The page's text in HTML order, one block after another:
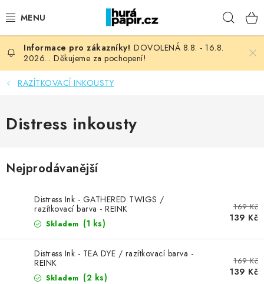
na
NOVINKY
HURÁ DÍLNA
KURZY NATY LYSAK
OBLÍBENÉ ♥️
MOJE OBJEDNÁVKA
DOVOLENÁ 8.8. - 16.8.
2026... Děkujeme za pochopení!
RAZÍTKOVACÍ INKOUSTY
Distress inkousty
Nejprodávanější
Distress Ink - GATHERED TWIGS /
razítkovací barva - REINK
Skladem (1 ks)
169 Kč
139 Kč
Distress Ink - TEA DYE / razítkovací barva -
REINK
Skladem (2 ks)
169 Kč
139 Kč